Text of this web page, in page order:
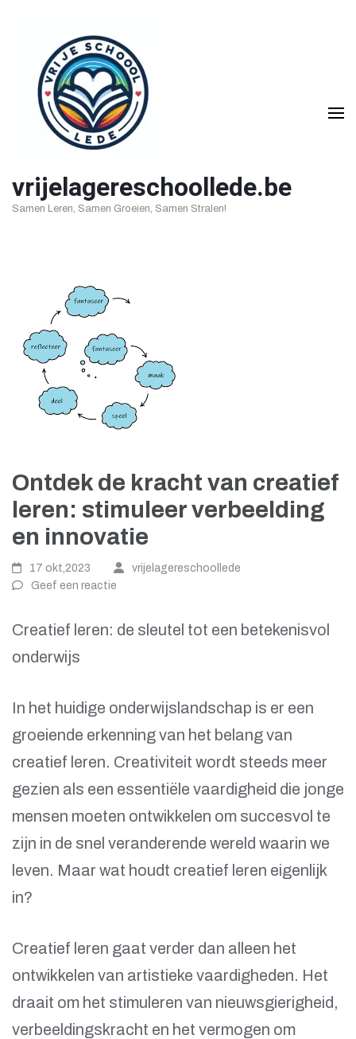
inhoud
vrijelagereschoollede.be
Samen Leren, Samen Groeien, Samen Stralen!
Ontdek de kracht van creatief
leren: stimuleer verbeelding
en innovatie
17 okt,2023
vrijelagereschoollede
Geef een reactie
Creatief leren: de sleutel tot een betekenisvol
onderwijs
In het huidige onderwijslandschap is er een
groeiende erkenning van het belang van
creatief leren. Creativiteit wordt steeds meer
gezien als een essentiële vaardigheid die jonge
mensen moeten ontwikkelen om succesvol te
zijn in de snel veranderende wereld waarin we
leven. Maar wat houdt creatief leren eigenlijk
in?
Creatief leren gaat verder dan alleen het
ontwikkelen van artistieke vaardigheden. Het
draait om het stimuleren van nieuwsgierigheid,
verbeeldingskracht en het vermogen om